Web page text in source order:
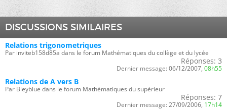
DISCUSSIONS SIMILAIRES
Relations trigonometriques
Par inviteb158d85a dans le forum Mathématiques du collège et du lycée
Réponses: 3
Dernier message: 06/12/2007, 08h55
Relations de A vers B
Par Bleyblue dans le forum Mathématiques du supérieur
Réponses: 7
Dernier message: 27/09/2006, 17h14